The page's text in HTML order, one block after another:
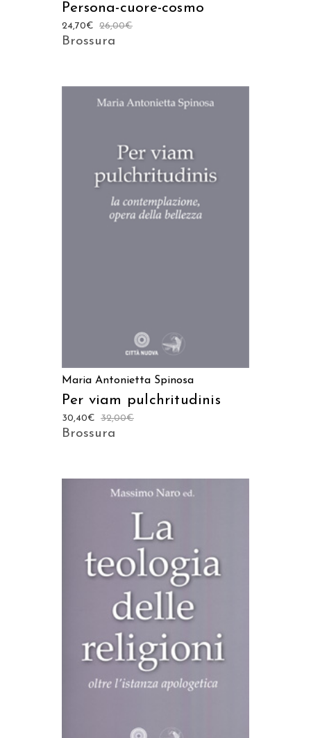
Persona-cuore-cosmo
26,00€
24,70€
Brossura
Maria Antonietta Spinosa
Per viam pulchritudinis
32,00€
30,40€
Brossura
AGGIUNGI AL CARRELLO